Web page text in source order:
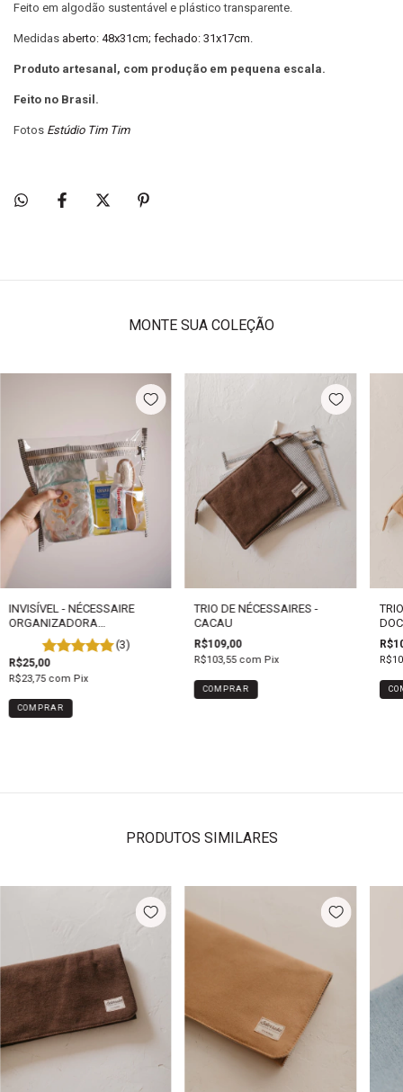
Feito em algodão sustentável e plástico transparente.
Medidas aberto: 48x31cm; fechado: 31x17cm.
Produto artesanal, com produção em pequena escala.
Feito no Brasil.
Fotos Estúdio Tim Tim
MONTE SUA COLEÇÃO
INVISÍVEL - NÉCESSAIRE
ORGANIZADORA
TRANSPARENTE
(3)
R$25,00
R$23,75 com Pix
COMPRAR
TRIO DE NÉCESSAIRES -
CACAU
R$109,00
R$103,55 com Pix
PRODUTOS SIMILARES